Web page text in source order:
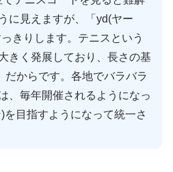
に見えますが、「yd(ヤー
きりします。テニスという
きく発展しており、長さの基
だからです。各地でバラバラ
、毎年開催されるようになっ
目指すようになって統一さ